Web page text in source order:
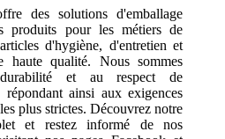
des solutions d'emballage
produits pour les métiers de
d'hygiène, d'entretien et
haute qualité. Nous sommes
et au respect de
répondant ainsi aux exigences
plus strictes. Découvrez notre
et restez informé de nos